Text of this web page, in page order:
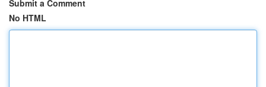
Submit a Comment
No HTML